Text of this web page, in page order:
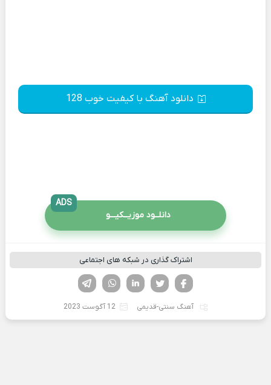
دانلود آهنگ با کیفیت خوب 128
دانلــود موزیــکیـــو
ADS
اشتراک گذاری در شبکه های اجتماعی
لینکدین تویتر
فیسوک
آهنگ سنتی-قدیمی 12 آگوست 2023